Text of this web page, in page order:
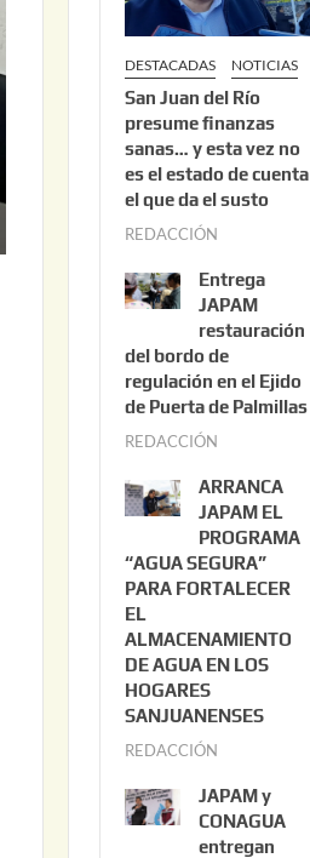
DESTACADAS NOTICIAS
San Juan del Río
presume finanzas
sanas… y esta vez no
es el estado de cuenta
el que da el susto
REDACCIÓN
o
s
t
o
3
2
0
2
6
Entrega
JAPAM
restauración
del bordo de
regulación en el Ejido
de Puerta de Palmillas
REDACCIÓN
l
i
o
2
0
ARRANCA
JAPAM EL
PROGRAMA
“AGUA SEGURA”
PARA FORTALECER
EL
ALMACENAMIENTO
DE AGUA EN LOS
HOGARES
SANJUANENSES
REDACCIÓN
l
i
JAPAM y
CONAGUA
entregan